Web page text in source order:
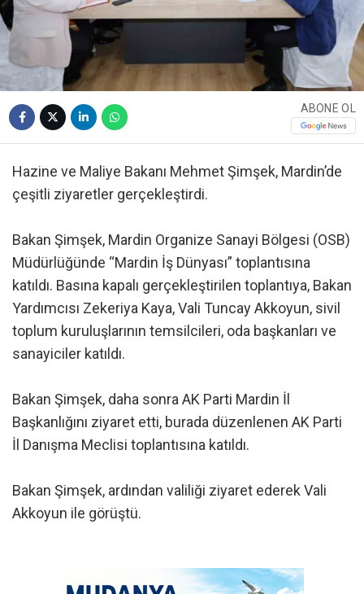
ABONE OL
Hazine ve Maliye Bakanı Mehmet Şimşek, Mardin’de
çeşitli ziyaretler gerçekleştirdi.
Bakan Şimşek, Mardin Organize Sanayi Bölgesi (OSB)
Müdürlüğünde “Mardin İş Dünyası” toplantısına
katıldı. Basına kapalı gerçekleştirilen toplantıya, Bakan
Yardımcısı Zekeriya Kaya, Vali Tuncay Akkoyun, sivil
toplum kuruluşlarının temsilcileri, oda başkanları ve
sanayiciler katıldı.
Bakan Şimşek, daha sonra AK Parti Mardin İl
Başkanlığını ziyaret etti, burada düzenlenen AK Parti
İl Danışma Meclisi toplantısına katıldı.
Bakan Şimşek, ardından valiliği ziyaret ederek Vali
Akkoyun ile görüştü.